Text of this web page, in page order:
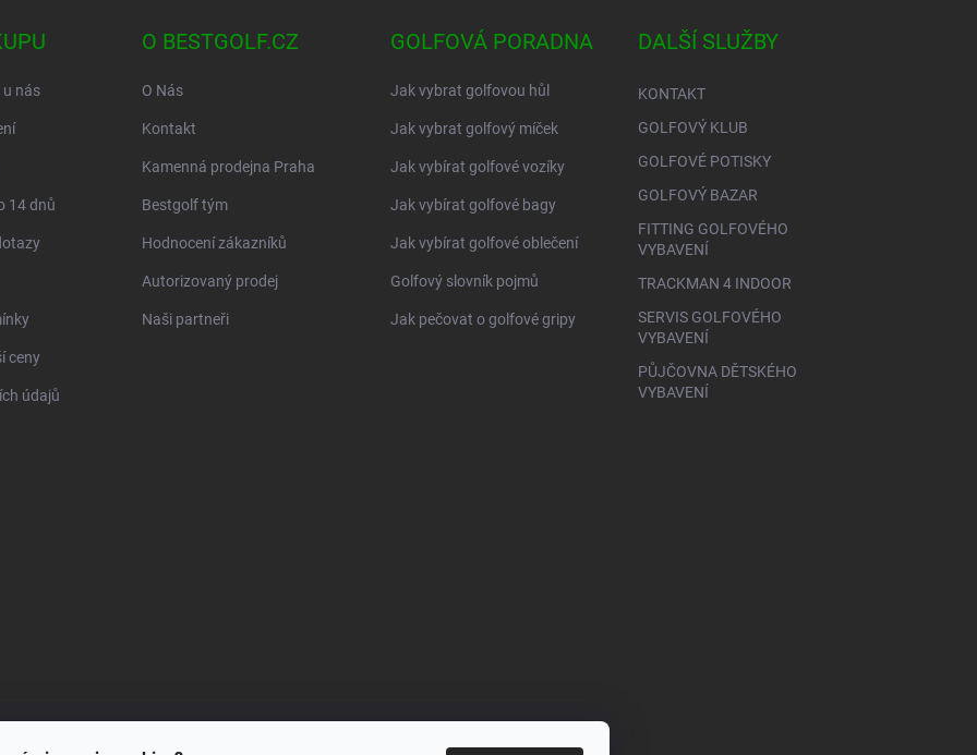
nás
14 dnů
ceny
údajů
O BESTGOLF.CZ
O Nás
Kontakt
Kamenná prodejna Praha
Bestgolf tým
Hodnocení zákazníků
Autorizovaný prodej
Naši partneři
GOLFOVÁ PORADNA
Jak vybrat golfovou hůl
Jak vybrat golfový míček
Jak vybírat golfové vozíky
Jak vybírat golfové bagy
Jak vybírat golfové oblečení
Golfový slovník pojmů
Jak pečovat o golfové gripy
DALŠÍ SLUŽBY
KONTAKT
GOLFOVÝ KLUB
GOLFOVÉ POTISKY
GOLFOVÝ BAZAR
FITTING GOLFOVÉHO
VYBAVENÍ
TRACKMAN 4 INDOOR
SERVIS GOLFOVÉHO
VYBAVENÍ
PŮJČOVNA DĚTSKÉHO
VYBAVENÍ